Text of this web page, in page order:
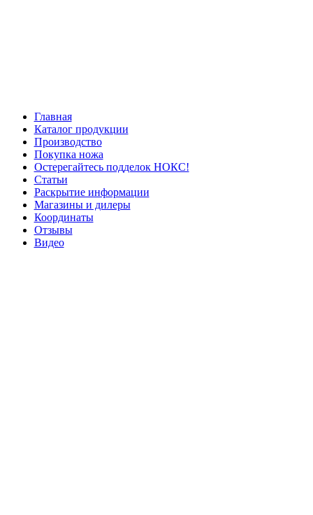
Главная
Каталог продукции
Производство
Покупка ножа
Остерегайтесь подделок НОКС!
Статьи
Раскрытие информации
Магазины и дилеры
Координаты
Отзывы
Видео